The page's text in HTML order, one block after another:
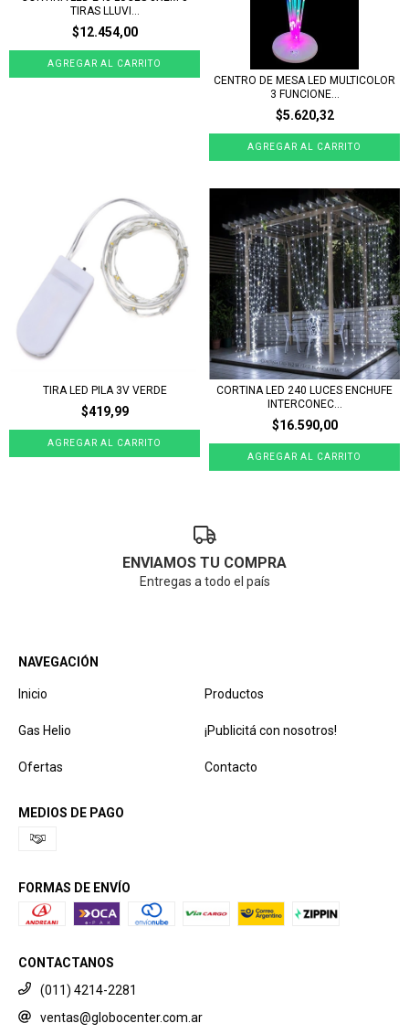
TIRAS LLUVI...
$12.454,00
CENTRO DE MESA LED MULTICOLOR
3 FUNCIONE...
$5.620,32
TIRA LED PILA 3V VERDE
$419,99
CORTINA LED 240 LUCES ENCHUFE
INTERCONEC...
$16.590,00
ENVIAMOS TU COMPRA
Entregas a todo el país
NAVEGACIÓN
Inicio Productos
Gas Helio ¡Publicitá con nosotros!
Ofertas Contacto
MEDIOS DE PAGO
FORMAS DE ENVÍO
CONTACTANOS
(011) 4214-2281
ventas@globocenter.com.ar